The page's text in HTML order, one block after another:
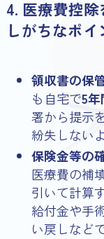
4. 医療費控
しがちなポ
領収書の保
も自宅で5年
署から提示
紛失しない
保険金等の
医療費の補
引いて計算
給付金や手
い戻しなど